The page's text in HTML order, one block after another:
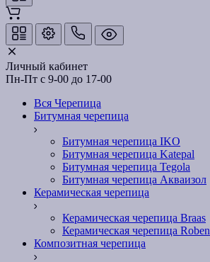
Личный кабинет
Пн-Пт с 9-00 до 17-00
Вся Черепица
Битумная черепица
Битумная черепица IKO
Битумная черепица Katepal
Битумная черепица Tegola
Битумная черепица Акваизол
Керамическая черепица
Керамическая черепица Braas
Керамическая черепица Roben
Композитная черепица